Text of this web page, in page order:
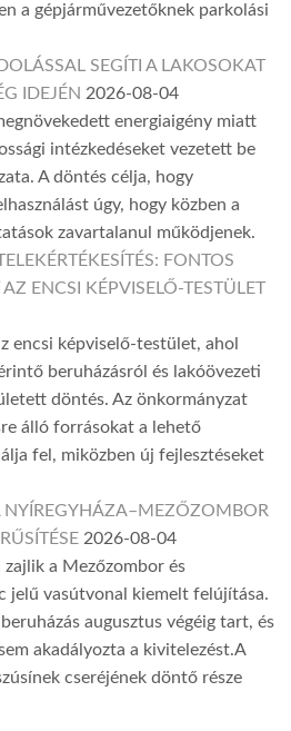
a gépjárművezetőknek parkolási
SEGÍTI A LAKOSOKAT
IDEJÉN 2026-08-04
energiaigény miatt
intézkedéseket vezetett be
A döntés célja, hogy
úgy, hogy közben a
zavartalanul működjenek.
FONTOS
ENCSI KÉPVISELŐ-TESTÜLET
encsi képviselő-testület, ahol
beruházásról és lakóövezeti
döntés. Az önkormányzat
álló forrásokat a lehető
fel, miközben új fejlesztéseket
NYÍREGYHÁZA–MEZŐZOMBOR
2026-08-04
a Mezőzombor és
jelű vasútvonal kiemelt felújítása.
augusztus végéig tart, és
akadályozta a kivitelezést.A
cseréjének döntő része